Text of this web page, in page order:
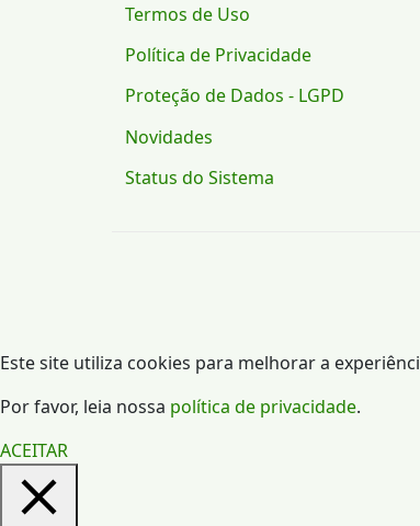
Termos de Uso
Política de Privacidade
Proteção de Dados - LGPD
Novidades
Status do Sistema
Este site utiliza cookies para melhorar a
Por favor, leia nossa política de privacidade.
ACEITAR